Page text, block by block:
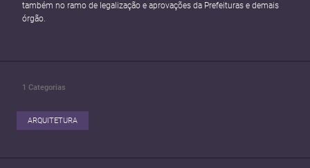
também no ramo de legalização e aprovações da Prefeituras e demais
órgão.
1 Categorias
ARQUITETURA